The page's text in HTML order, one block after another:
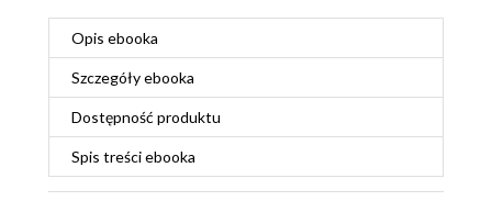
Opis ebooka
Szczegółyebooka
Dostępność produktu
Spis treściebooka